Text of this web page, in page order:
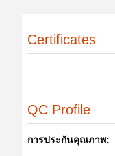
Certificates
QC Profile
การประกันคุณภาพ: